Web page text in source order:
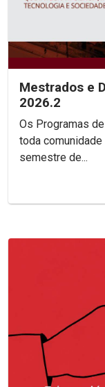
Mestrados e
2026.2
Os Programas
toda comunidade
semestre de...